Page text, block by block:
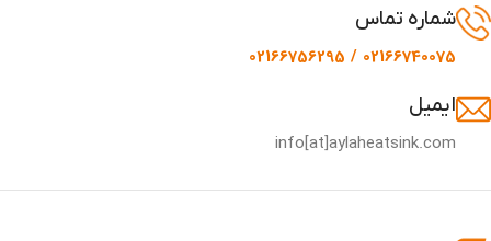
شماره تماس
02166740075 / 02166756295
ایمیل
info[at]aylaheatsink.com